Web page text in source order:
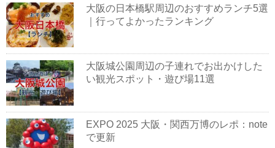
大阪の日本橋駅周辺のおすすめランチ5選
｜行ってよかったランキング
大阪城公園周辺の子連れでお出かけした
い観光スポット・遊び場11選
EXPO 2025 大阪・関西万博のレポ：note
で更新